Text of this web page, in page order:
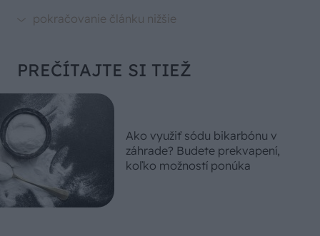
PREČÍTAJTE SI TIEŽ
Ako využiť sódu bikarbónu v
záhrade? Budete prekvapení,
koľko možností ponúka